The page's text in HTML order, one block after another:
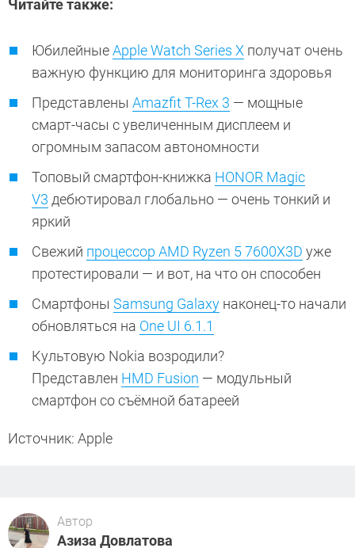
Читайте также:
ЮбилейныеApple Watch Series X получат очень
важную функцию для мониторинга здоровья
Представлены Amazfit T-Rex 3 — мощные
смарт-часы с увеличенным дисплеем и
огромным запасом автономности
Топовый смартфон-книжка HONOR Magic
V3 дебютировал глобально — очень тонкий и
яркий
Свежий процессор AMD Ryzen 5 7600X3D уже
протестировали — и вот, на что он способен
Смартфоны Samsung Galaxy наконец-то начали
обновляться на One UI 6.1.1
Культовую Nokia возродили?
Представлен HMD Fusion — модульный
смартфон со съёмной батареей
Источник: Apple
Автор
Азиза Довлатова